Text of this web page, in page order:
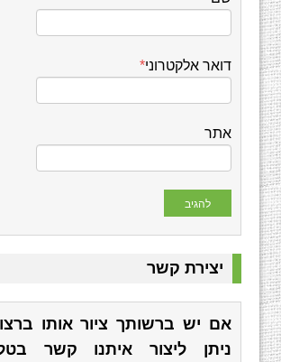
דואר אלקטרוני*
אתר
יצירת קשר
אם יש ברשותך ציור אותו
ניתן ליצור איתנו קשר